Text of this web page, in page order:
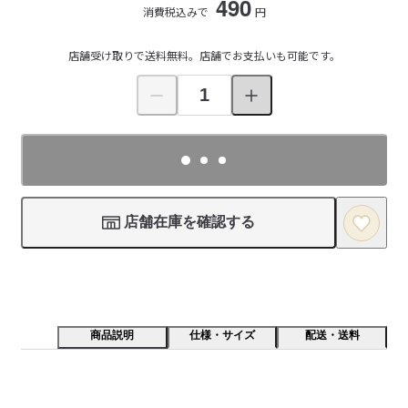
消費税込みで 490 円
店舗受け取りで送料無料。店舗でお支払いも可能です。
店舗在庫を確認する
商品説明 仕様・サイズ 配送・送料